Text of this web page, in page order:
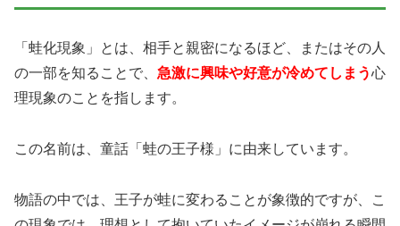
「蛙化現象」とは、相手と親密になるほど、またはその人
の一部を知ることで、 急激に興味や好意が冷めてしまう心
理現象のことを指します。
この名前は、童話「蛙の王子様」に由来しています。
物語の中では、王子が蛙に変わることが象徴的ですが、こ